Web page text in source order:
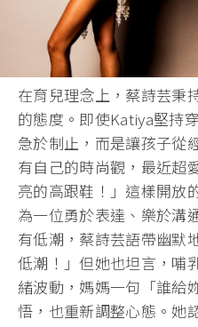
在育兒理念上，蔡詩芸秉
的態度。即使Katiya堅持
急於制止，而是讓孩子從
有自己的時尚觀，最近超
亮的高跟鞋！」這樣開放
為一位勇於表達、樂於溝
有低潮，蔡詩芸語帶幽默
低潮！」但她也坦言，哺
緒波動，媽媽一句「誰給
悟，也重新調整心態。她